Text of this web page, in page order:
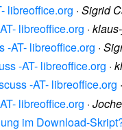
libreoffice.org · Sigrid
libreoffice.org ·
-AT- libreoffice.org ·
-AT- libreoffice.org ·
-AT- libreoffice.org ·
libreoffice.org ·
im Download-